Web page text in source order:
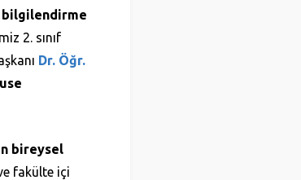
2. sınıf
Dr. Öğr.
bireysel
fakülte içi